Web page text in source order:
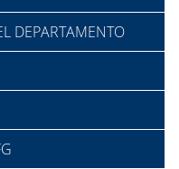
DEPARTAMENTO